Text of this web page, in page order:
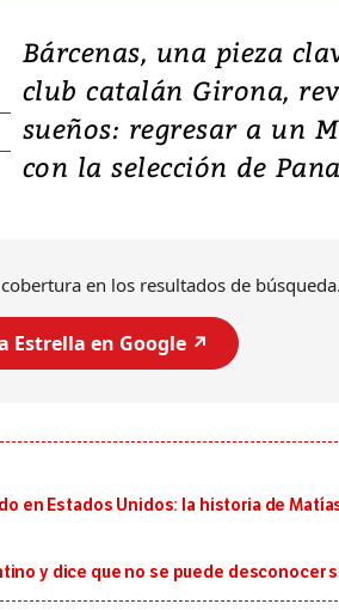
Bárcenas, una pieza
club catalán Girona,
sueños: regresar a un
con la selección de
en los resultados de búsqueda.
Estrella en Google ↗️
en Estados Unidos: la historia de
y dice que no se puede desconocer
Video: Lula
candidatura con
promesas de
en defensa,
referencias hacia sus
candidatura...